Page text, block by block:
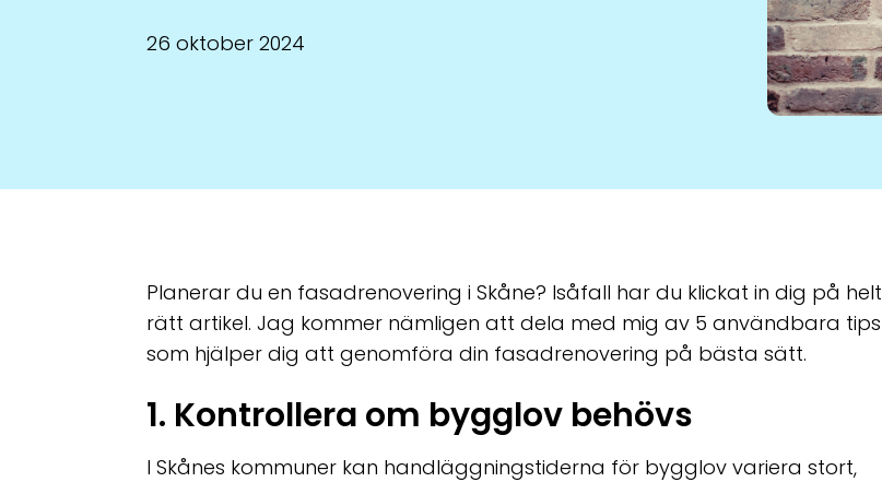
26 oktober 2024
Planerar du en fasadrenovering i Skåne? Isåfall har du klickat in dig på helt
rätt artikel. Jag kommer nämligen att dela med mig av 5 användbara tips
som hjälper dig att genomföra din fasadrenovering på bästa sätt.
1. Kontrollera om bygglov behövs
I Skånes kommuner kan handläggningstiderna för bygglov variera stort,